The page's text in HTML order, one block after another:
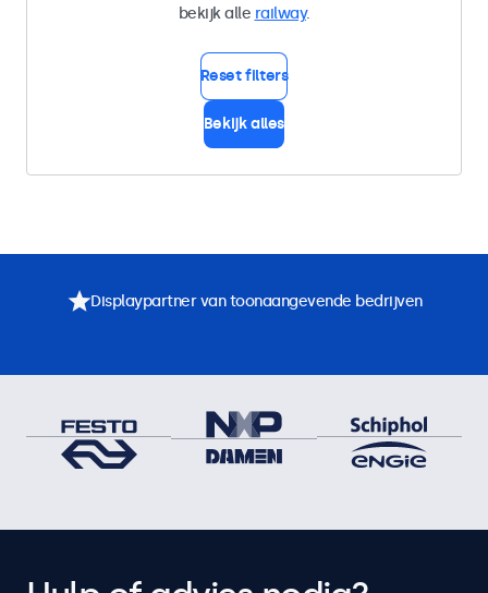
bekijk alle railway.
Reset filters
Bekijk alles
Displaypartner van toonaangevende bedrijven